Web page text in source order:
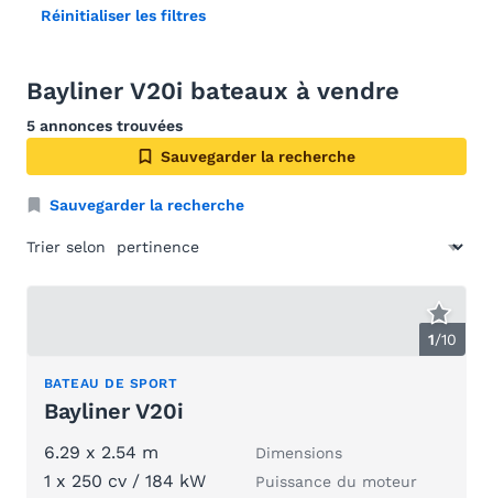
Réinitialiser les filtres
Bayliner V20i bateaux à vendre
5 annonces trouvées
Sauvegarder la recherche
Sauvegarder la recherche
Trier selon
1/10
BATEAU DE SPORT
Bayliner V20i
6.29 x 2.54 m Dimensions
1 x 250 cv / 184 kW Puissance du moteur